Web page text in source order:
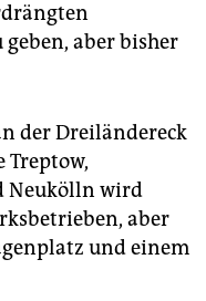
aber bisher
der Dreiländereck
Treptow,
Neukölln wird
aber
und einem